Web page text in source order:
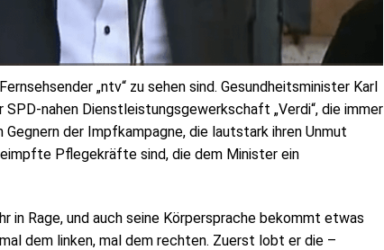
„ntv“ zu sehen sind. Gesundheitsminister Karl
nahen Dienstleistungsgewerkschaft „Verdi“, die immer
der Impfkampagne, die lautstark ihren Unmut
Pflegekräfte sind, die dem Minister ein
Rage, und auch seine Körpersprache bekommt etwas
dem linken, mal dem rechten. Zuerst lobt er die –